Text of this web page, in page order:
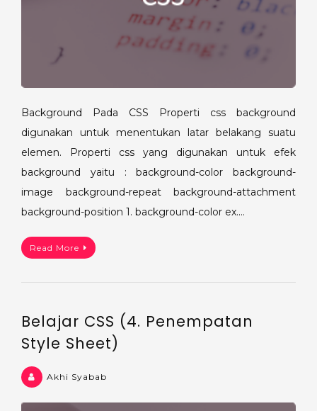
Background Pada CSS Properti css background
digunakan untuk menentukan latar belakang suatu
elemen. Properti css yang digunakan untuk efek
background yaitu : background-color background-
image background-repeat background-attachment
background-position 1. background-color ex.…
Read More
Belajar CSS (4. Penempatan
Style Sheet)
Akhi Syabab